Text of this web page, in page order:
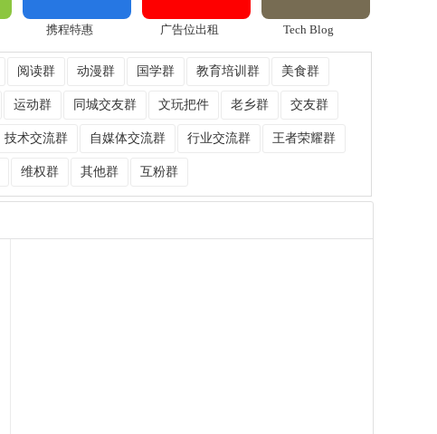
携程特惠 广告位出租 Tech Blog
阅读群 动漫群 国学群 教育培训群 美食群
运动群 同城交友群 文玩把件 老乡群 交友群
技术交流群 自媒体交流群 行业交流群 王者荣耀群
维权群 其他群 互粉群